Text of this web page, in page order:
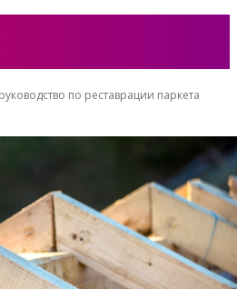
по реставрации паркета